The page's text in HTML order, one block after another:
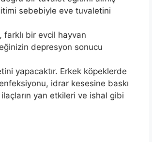
sebebiyle eve tuvaletini
farklı bir evcil hayvan
depresyon sonucu
yapacaktır. Erkek köpeklerde
idrar kesesine baskı
yan etkileri ve ishal gibi